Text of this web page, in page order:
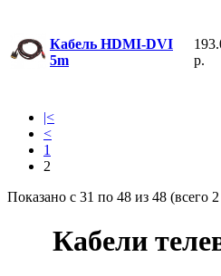
Кабель HDMI-DVI
5m
р.
|<
<
1
2
Показано с 31 по 48 из 48 (всего
Кабели